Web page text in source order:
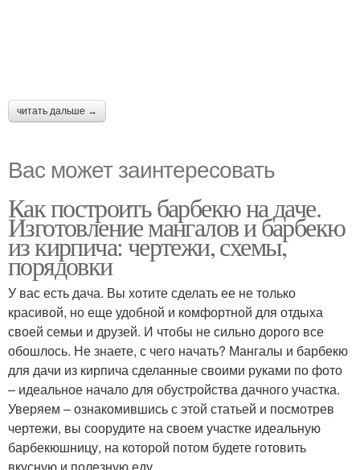
читать дальше →
Вас может заинтересовать
Как построить барбекю на даче.
Изготовление мангалов и барбекю
из кирпича: чертежи, схемы,
порядовки
У вас есть дача. Вы хотите сделать ее не только
красивой, но еще удобной и комфортной для отдыха
своей семьи и друзей. И чтобы не сильно дорого все
обошлось. Не знаете, с чего начать? Мангалы и барбекю
для дачи из кирпича сделанные своими руками по фото
– идеальное начало для обустройства дачного участка.
Уверяем – ознакомившись с этой статьей и посмотрев
чертежи, вы соорудите на своем участке идеальную
барбекюшницу, на которой потом будете готовить
вкусную и полезную еду.